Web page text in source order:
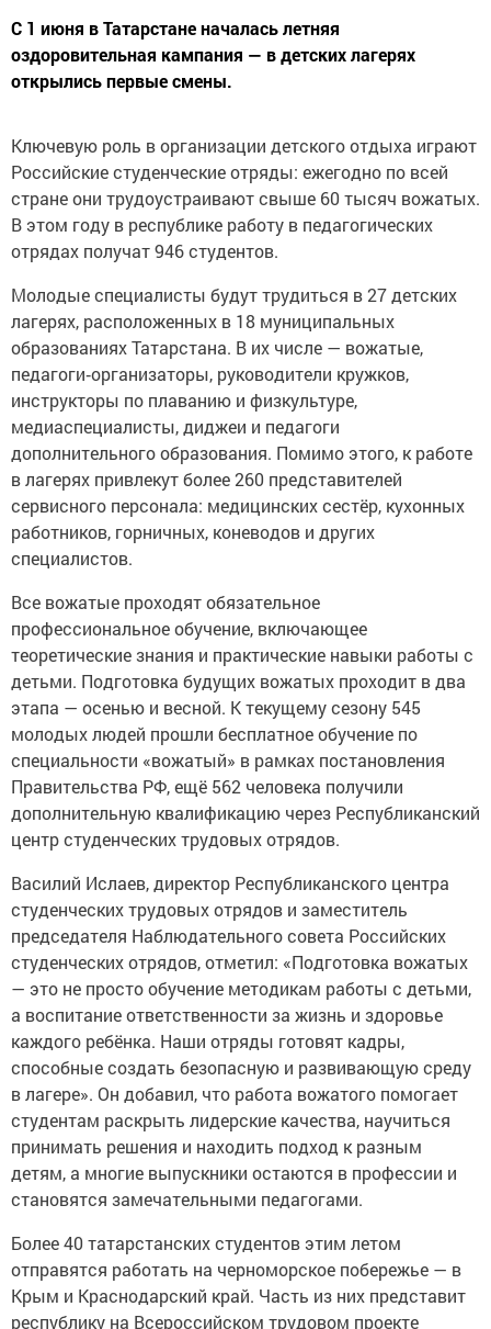
С 1 июня в Татарстане началась летняя
оздоровительная кампания — в детских лагерях
открылись первые смены.
Ключевую роль в организации детского отдыха играют
Российские студенческие отряды: ежегодно по всей
стране они трудоустраивают свыше 60 тысяч вожатых.
В этом году в республике работу в педагогических
отрядах получат 946 студентов.
Молодые специалисты будут трудиться в 27 детских
лагерях, расположенных в 18 муниципальных
образованиях Татарстана. В их числе — вожатые,
педагоги‑организаторы, руководители кружков,
инструкторы по плаванию и физкультуре,
медиаспециалисты, диджеи и педагоги
дополнительного образования. Помимо этого, к работе
в лагерях привлекут более 260 представителей
сервисного персонала: медицинских сестёр, кухонных
работников, горничных, коневодов и других
специалистов.
Все вожатые проходят обязательное
профессиональное обучение, включающее
теоретические знания и практические навыки работы с
детьми. Подготовка будущих вожатых проходит в два
этапа — осенью и весной. К текущему сезону 545
молодых людей прошли бесплатное обучение по
специальности «вожатый» в рамках постановления
Правительства РФ, ещё 562 человека получили
дополнительную квалификацию через Республиканский
центр студенческих трудовых отрядов.
Василий Ислаев, директор Республиканского центра
студенческих трудовых отрядов и заместитель
председателя Наблюдательного совета Российских
студенческих отрядов, отметил: «Подготовка вожатых
— это не просто обучение методикам работы с детьми,
а воспитание ответственности за жизнь и здоровье
каждого ребёнка. Наши отряды готовят кадры,
способные создать безопасную и развивающую среду
в лагере». Он добавил, что работа вожатого помогает
студентам раскрыть лидерские качества, научиться
принимать решения и находить подход к разным
детям, а многие выпускники остаются в профессии и
становятся замечательными педагогами.
Более 40 татарстанских студентов этим летом
отправятся работать на черноморское побережье — в
Крым и Краснодарский край. Часть из них представит
республику на Всероссийском трудовом проекте